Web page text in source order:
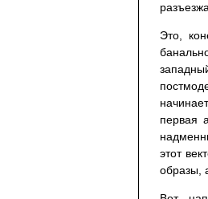
Это,
первая
этот
образы,